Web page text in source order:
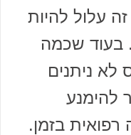
עלול להיות
בעוד שכמה
לא ניתנים
להימנע
בזמן.